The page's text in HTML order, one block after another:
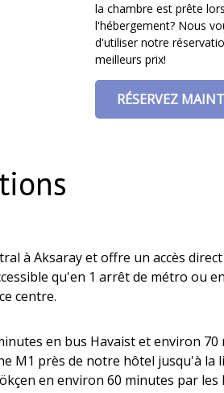
la chambre est prête
l'hébergement? Nous
d'utiliser notre
meilleurs prix!
RÉSERVEZ
à Aksaray et offre un accès
qu'en 1 arrêt de métro ou
centre.
en bus Havaist et environ
M1 près de notre hôtel jusqu'à la
en environ 60 minutes par les